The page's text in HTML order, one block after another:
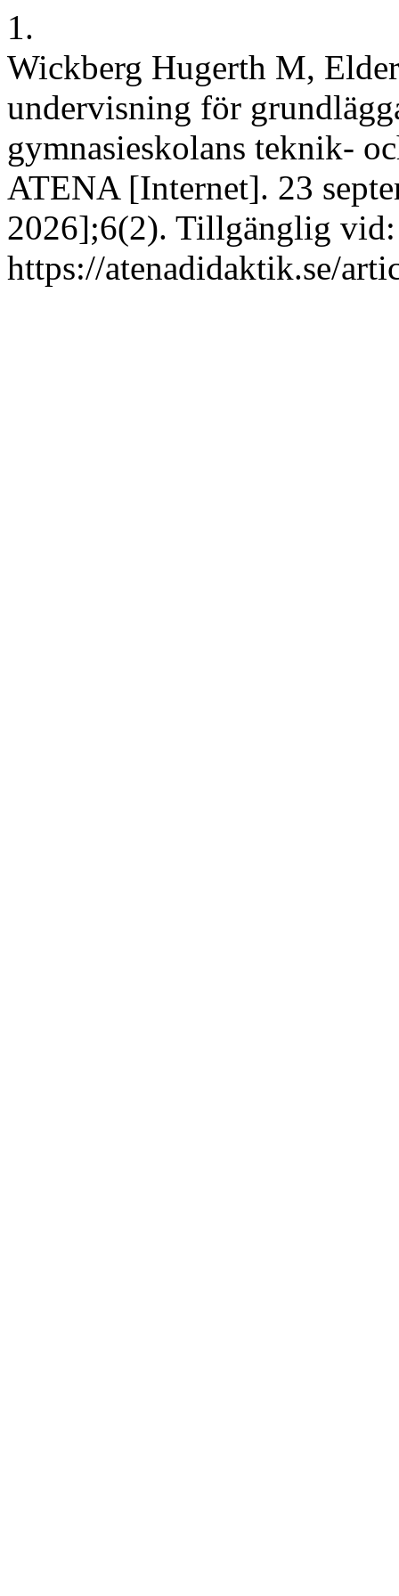
1.
Wickberg Hugerth M,
undervisning för
gymnasieskolans teknik-
ATENA [Internet]. 23
2026];6(2). Tillgänglig vid:
https://atenadidaktik.se/